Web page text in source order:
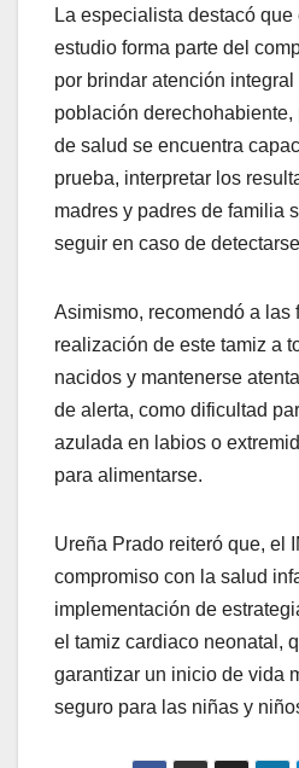
La especialista destacó
estudio forma parte del
por brindar atención
población derechohabiente,
de salud se encuentra
prueba, interpretar los
madres y padres de familia
seguir en caso de
Asimismo, recomendó a las
realización de este tamiz a
nacidos y mantenerse
de alerta, como dificultad
azulada en labios o
para alimentarse.
Ureña Prado reiteró que, el
compromiso con la salud
implementación de
el tamiz cardiaco neonatal,
garantizar un inicio de vida
seguro para las niñas y